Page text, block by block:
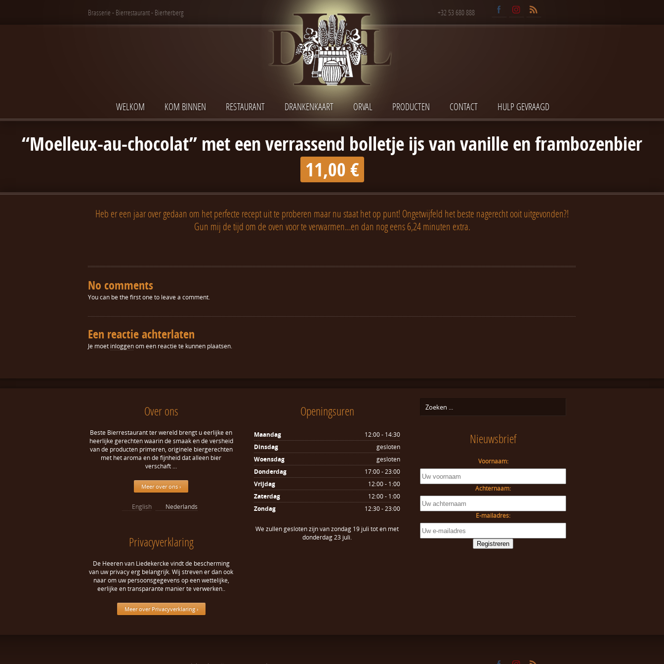
Brasserie - Bierrestaurant - Bierherberg +32 53 680 888
WELKOM KOM BINNEN RESTAURANT DRANKENKAART ORVAL PRODUCTEN CONTACT HULP GEVRAAGD
“Moelleux-au-chocolat” met een verrassend bolletje ijs van vanille en frambozenbier
11,00 €
Heb er een jaar over gedaan om het perfecte recept uit te proberen maar nu staat het op punt! Ongetwijfeld het beste nagerecht ooit uitgevonden?!
Gun mij de tijd om de oven voor te verwarmen…en dan nog eens 6,24 minuten extra.
No comments
You can be the first one to leave a comment.
Een reactie achterlaten
Je moet inloggenom een reactie te kunnen plaatsen.
Over ons
Beste Bierrestaurant ter wereld brengt u eerlijke en
heerlijke gerechten waarin de smaak en de versheid
van de producten primeren, originele biergerechten
met het aroma en de fijnheid dat alleen bier
verschaft …
Meer over ons ›
English Nederlands
Privacyverklaring
De Heeren van Liedekercke vindt de bescherming
van uw privacy erg belangrijk. Wij streven er dan ook
naar om uw persoonsgegevens op een wettelijke,
eerlijke en transparante manier te verwerken..
Meer over Privacyverklaring ›
Openingsuren
Maandag
12:00 - 14:30
Dinsdag
gesloten
Woensdag
gesloten
Donderdag
17:00 - 23:00
Vrijdag
12:00 - 1:00
Zaterdag
12:00 - 1:00
Zondag
12:30 - 23:00
We zullen gesloten zijn van zondag 19 juli tot en met
donderdag 23 juli.
Nieuwsbrief
Voornaam:
Achternaam:
E-mailadres: